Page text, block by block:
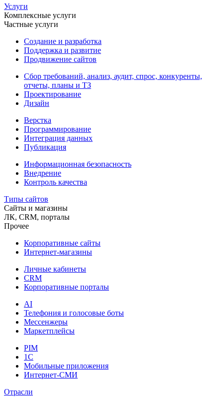
Услуги
Комплексные услуги
Частные услуги
Создание и разработка
Поддержка и развитие
Продвижение сайтов
Сбор требований, анализ, аудит, спрос, конкуренты,
отчеты, планы и ТЗ
Проектирование
Дизайн
Верстка
Программирование
Интеграция данных
Публикация
Информационная безопасность
Внедрение
Контроль качества
Типы сайтов
Сайты и магазины
ЛК, CRM, порталы
Прочее
Корпоративные сайты
Интернет-магазины
Личные кабинеты
CRM
Корпоративные порталы
AI
Телефония и голосовые боты
Мессенжеры
Маркетплейсы
PIM
1C
Мобильные приложения
Интернет-СМИ
Отрасли